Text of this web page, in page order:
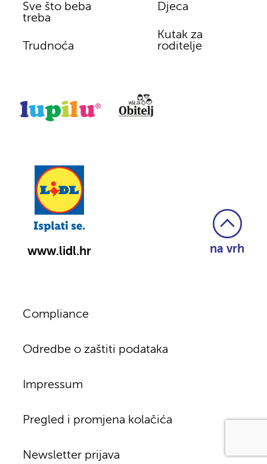
Sve što beba
treba
Trudnoća
Djeca
Kutak za
roditelje
www.lidl.hr na vrh
Newsletter prijava
Pregled i promjena kolačića
Impressum
Odredbe o zaštiti podataka
Compliance